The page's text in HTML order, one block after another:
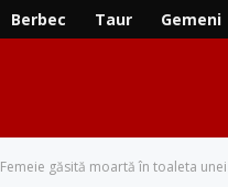
Berbec Taur Gemeni
Femeie găsită moartă în toaleta